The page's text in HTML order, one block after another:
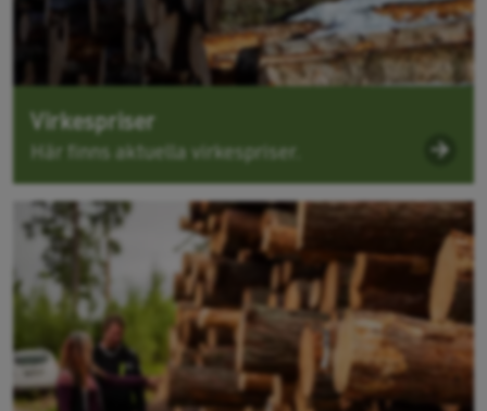
Virkespriser
Här finns aktuella virkespriser.